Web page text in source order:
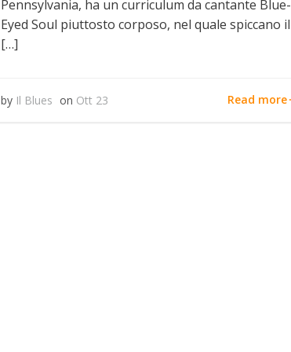
Pennsylvania, ha un curriculum da cantante Blue-
Eyed Soul piuttosto corposo, nel quale spiccano il
[…]
by Il Blues on Ott 23 Read more